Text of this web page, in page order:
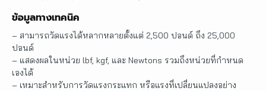
ข้อมูลทางเทคนิค
– สามารถวัดแรงได้หลากหลายตั้งแต่ 2,500 ปอนด์ ถึง 25,000
ปอนด์
– แสดงผลในหน่วย lbf, kgf, และ Newtons รวมถึงหน่วยที่กำหนด
เองได้
– เหมาะสำหรับการวัดแรงกระแทก หรือแรงที่เปลี่ยนแปลงอย่าง